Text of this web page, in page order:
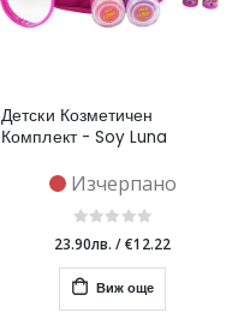
Детски Козметичен
Комплект - Soy Luna
Изчерпано
23.90лв. /€12.22
Виж още